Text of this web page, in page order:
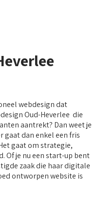
webdesign dat
Oud-Heverlee die
aantrekt? Dan weet je
gaat dan enkel een fris
gaat om strategie,
Of je nu een start-up bent
zaak die haar digitale
ontworpen website is